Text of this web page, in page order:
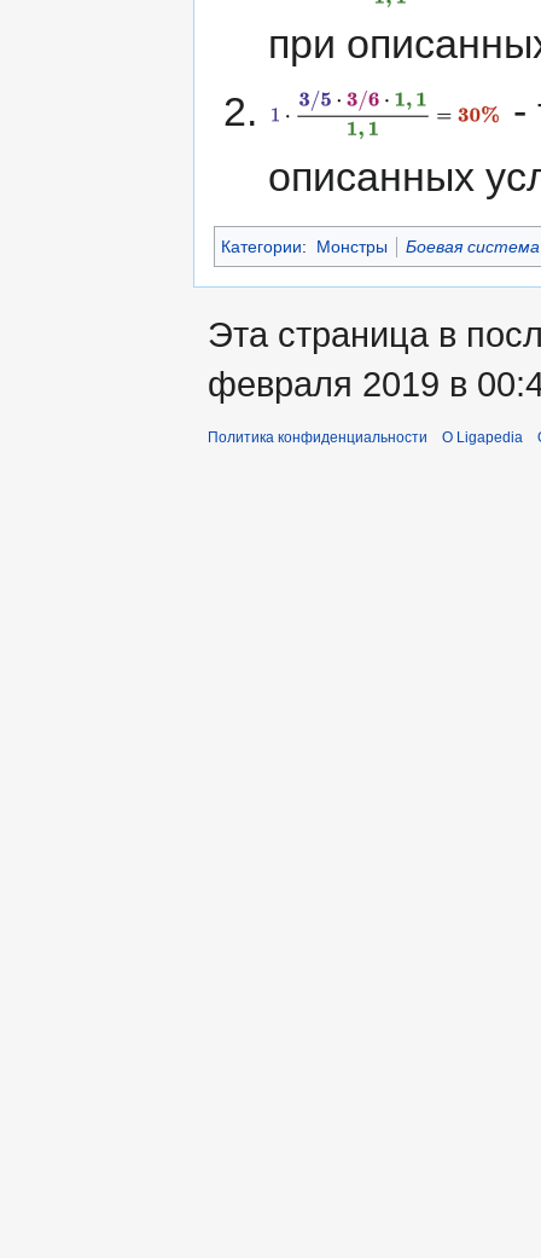
при
-
описанных
Категории: Монстры Боевая система
Эта страница в
февраля 2019 в
Политика конфиденциальности О Ligapedia